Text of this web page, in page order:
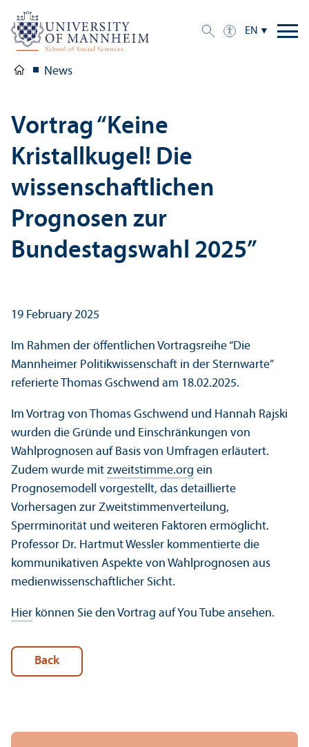
EN
News
Vortrag “Keine
Kristallkugel! Die
wissenschaftlichen
Prognosen zur
Bundestagswahl 2025”
19 February 2025
Im Rahmen der öffentlichen Vortragsreihe “Die
Mannheimer Politikwissenschaft in der Sternwarte”
referierte Thomas Gschwend am 18.02.2025.
Im Vortrag von Thomas Gschwend und Hannah Rajski
wurden die Gründe und Einschränkungen von
Wahlprognosen auf Basis von Umfragen erläutert.
Zudem wurde mit zweitstimme.org ein
Prognosemodell vorgestellt, das detaillierte
Vorhersagen zur Zweitstimmenverteilung,
Sperrminorität und weiteren Faktoren ermöglicht.
Professor Dr. Hartmut Wessler kommentierte die
kommunikativen Aspekte von Wahlprognosen aus
medienwissenschaftlicher Sicht.
Hier können Sie den Vortrag auf You Tube ansehen.
Back